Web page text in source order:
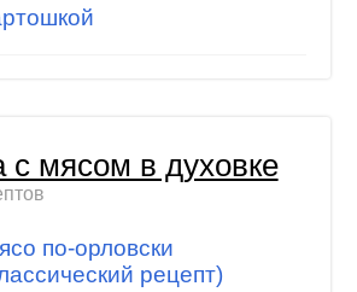
с мясом в духовке
по-орловски
рецепт)